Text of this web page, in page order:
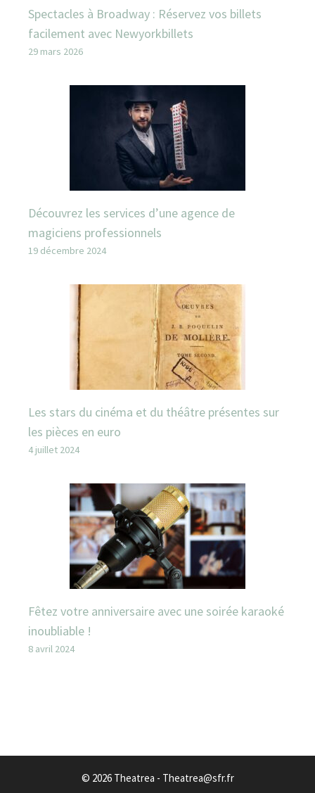
Spectacles à Broadway : Réservez vos billets
facilement avec Newyorkbillets
29 mars 2026
Découvrez les services d’une agence de
magiciens professionnels
19 décembre 2024
Les stars du cinéma et du théâtre présentes sur
les pièces en euro
4 juillet 2024
Fêtez votre anniversaire avec une soirée karaoké
inoubliable !
8 avril 2024
© 2026 Theatrea - Theatrea@sfr.fr